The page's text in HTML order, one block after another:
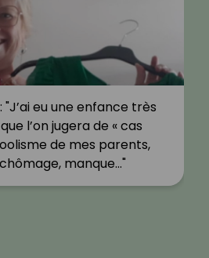
"J’ai eu une enfance très
l’on jugera de « cas
de mes parents,
manque…"